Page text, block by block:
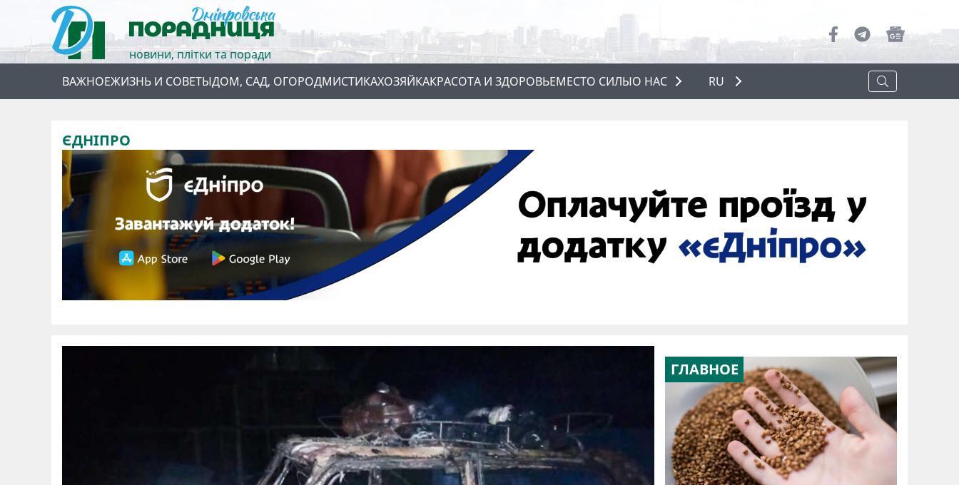
новини, плітки та поради
ВАЖНОЕЖИЗНЬ И СОВЕТЫДОМ, САД, ОГОРОДМИСТИКАХОЗЯЙКАКРАСОТА И ЗДОРОВЬЕМЕСТО СИЛЫО НАС
О НАС
RU
ЄДНІПРО
ГЛАВНОЕ